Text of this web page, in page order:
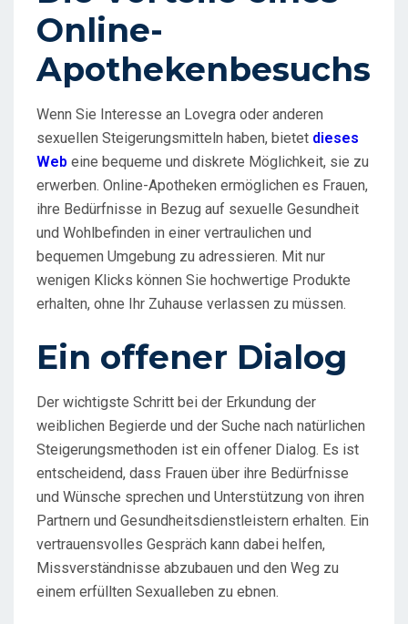
Online-
Apothekenbesuchs
Wenn Sie Interesse an Lovegra oder anderen
sexuellen Steigerungsmitteln haben, bietet dieses
Web eine bequeme und diskrete Möglichkeit, sie zu
erwerben. Online-Apotheken ermöglichen es Frauen,
ihre Bedürfnisse in Bezug auf sexuelle Gesundheit
und Wohlbefinden in einer vertraulichen und
bequemen Umgebung zu adressieren. Mit nur
wenigen Klicks können Sie hochwertige Produkte
erhalten, ohne Ihr Zuhause verlassen zu müssen.
Ein offener Dialog
Der wichtigste Schritt bei der Erkundung der
weiblichen Begierde und der Suche nach natürlichen
Steigerungsmethoden ist ein offener Dialog. Es ist
entscheidend, dass Frauen über ihre Bedürfnisse
und Wünsche sprechen und Unterstützung von ihren
Partnern und Gesundheitsdienstleistern erhalten. Ein
vertrauensvolles Gespräch kann dabei helfen,
Missverständnisse abzubauen und den Weg zu
einem erfüllten Sexualleben zu ebnen.